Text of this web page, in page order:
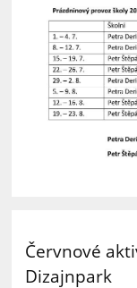
Červnové
Dizajnpark